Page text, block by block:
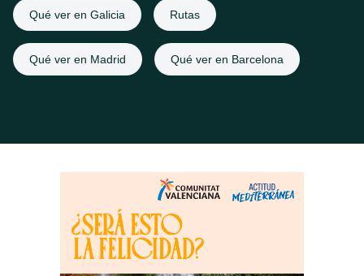
Qué ver en Galicia Rutas
Qué ver en Madrid Qué ver en Barcelona